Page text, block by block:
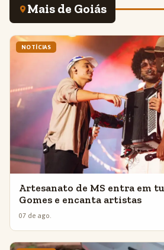
Mais de Goiás
NOTÍCIAS
Artesanato de MS entra em
Gomes e encanta artistas
07 de ago.